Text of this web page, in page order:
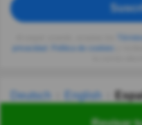
privacidad
Deutsch English